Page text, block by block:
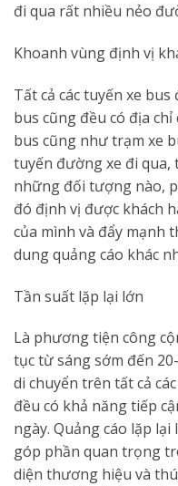
đi qua rất nhiều nẻo
Khoanh vùng định vị
Tất cả các tuyến xe
bus cũng đều có địa
bus cũng như trạm xe
tuyến đường xe đi qua,
những đối tượng nào,
đó định vị được khách
của mình và đẩy mạnh
dung quảng cáo khác
Tần suất lặp lại lớn
Là phương tiện công
tục từ sáng sớm đến
di chuyển trên tất cả
đều có khả năng tiếp
ngày. Quảng cáo lặp
góp phần quan trọng
diện thương hiệu và